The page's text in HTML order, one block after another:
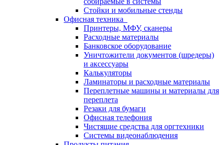
Стойки и мобильные стенды
Офисная техника
Принтеры, МФУ, сканеры
Расходные материалы
Банковское оборудование
Уничтожители документов (шредеры)
и аксессуары
Калькуляторы
Ламинаторы и расходные материалы
Переплетные машины и материалы для
переплета
Резаки для бумаги
Офисная телефония
Чистящие средства для оргтехники
Системы видеонаблюдения